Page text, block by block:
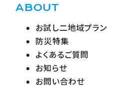
ABOUT
お試し二地域プラン
防災特集
よくあるご質問
お知らせ
お問い合わせ